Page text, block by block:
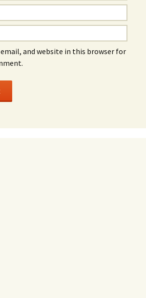
email, and website in this browser for